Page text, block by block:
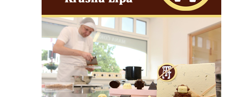
Hrob Jiřího Dovhomilji na hřbitově v
Račicích
Hrob Antonína Medáčka na hřbitově v
Račicích
Hrob Josefa Moravce a Miroslava Moravce
na hřbitově v Dobříni
Pomník obětem válek na hřbitově v Dobříni